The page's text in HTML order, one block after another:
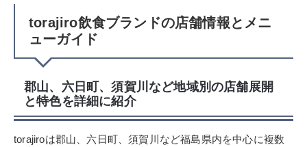
torajiro飲食ブランドの店舗情報とメニ
ューガイド
郡山、六日町、須賀川など地域別の店舗展開
と特色を詳細に紹介
torajiroは郡山、六日町、須賀川など福島県内を中心に複数